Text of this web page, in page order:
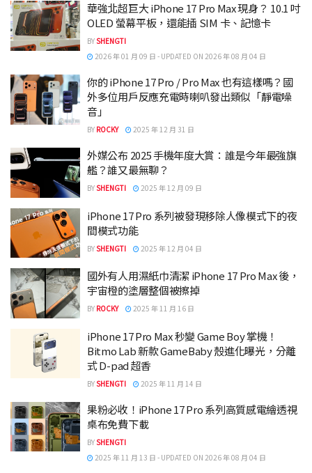
華強北超巨大 iPhone 17 Pro Max 現身？ 10.1 吋
OLED 螢幕平板，還能插 SIM 卡、記憶卡
BYSHENGTI
2026 年 01 月 09 日 - UPDATED ON 2026 年 08 月 04 日
你的 iPhone 17 Pro / Pro Max 也有這樣嗎？國
外多位用戶反應充電時喇叭發出類似「靜電噪
音」
BY ROCKY 2025 年 12 月 31 日
外媒公布 2025 手機年度大賞：誰是今年最強旗
艦？誰又最無聊？
BYSHENGTI 2025 年 12 月 09 日
iPhone 17 Pro 系列被發現移除人像模式下的夜
間模式功能
BYSHENGTI 2025 年 12 月 04 日
國外有人用濕紙巾清潔 iPhone 17 Pro Max 後，
宇宙橙的塗層整個被擦掉
BY ROCKY 2025 年 11 月 16 日
iPhone 17 Pro Max 秒變 Game Boy 掌機！
Bitmo Lab 新款 GameBaby 殼進化曝光，分離
式 D-pad 超香
BYSHENGTI 2025 年 11 月 14 日
果粉必收！iPhone 17 Pro 系列高質感電繪透視
桌布免費下載
BYSHENGTI
2025 年 11 月 13 日 - UPDATED ON 2026 年 08 月 04 日